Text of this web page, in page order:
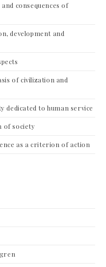
consequences of
development and
of civilization and
dedicated to human service
of society
as a criterion of action